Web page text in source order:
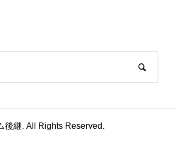
後継. All Rights Reserved.